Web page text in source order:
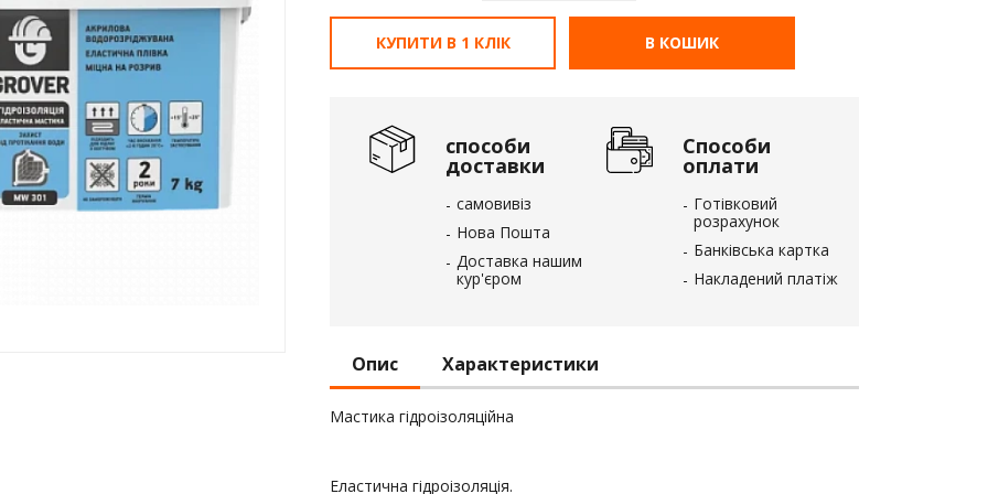
КУПИТИ В 1 КЛІК В КОШИК
способи
доставки
самовивіз
Нова Пошта
Доставка нашим
кур'єром
Способи
оплати
Готівковий
розрахунок
Банківська картка
Накладений платіж
Опис Характеристики
Мастика гідроізоляційна
Еластична гідроізоляція.